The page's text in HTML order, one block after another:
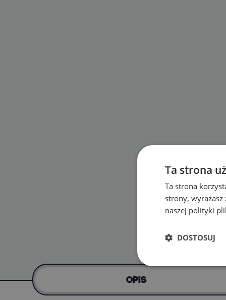
OPIS
Ta strona
Ta strona
strony,
naszej polityki
DOSTOSUJ